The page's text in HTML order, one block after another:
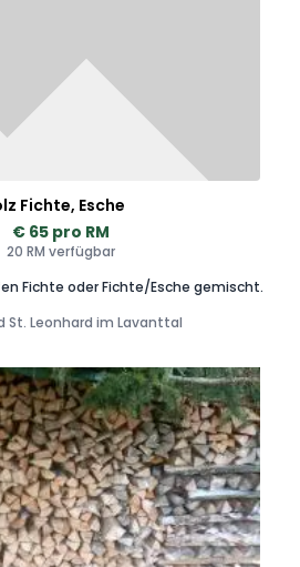
Fichte, Esche
€ 65 pro RM
20 RM verfügbar
Fichte oder Fichte/Esche gemischt.
St. Leonhard im Lavanttal